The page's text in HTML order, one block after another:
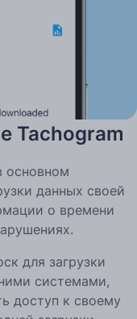
Tachogram
основном
данных своей
о времени
для загрузки
системами,
доступ к своему